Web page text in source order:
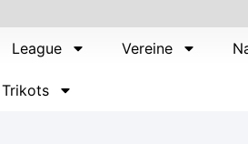
League Vereine